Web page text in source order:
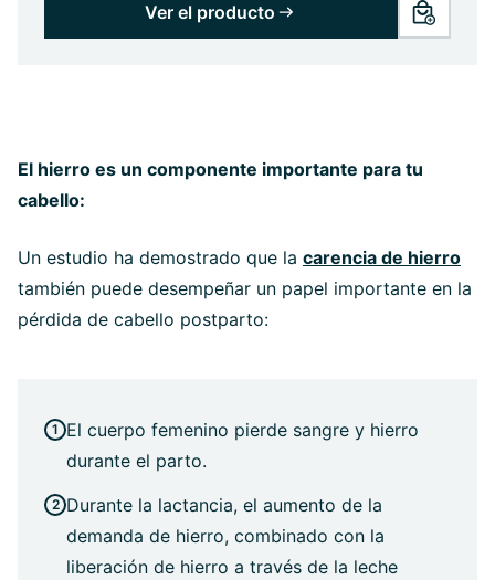
Ver el producto
El hierro es un componente importante para tu
cabello:
Un estudio ha demostrado que la carencia de hierro
también puede desempeñar un papel importante en la
pérdida de cabello postparto:
El cuerpo femenino pierde sangre y hierro
durante el parto.
Durante la lactancia, el aumento de la
demanda de hierro, combinado con la
liberación de hierro a través de la leche